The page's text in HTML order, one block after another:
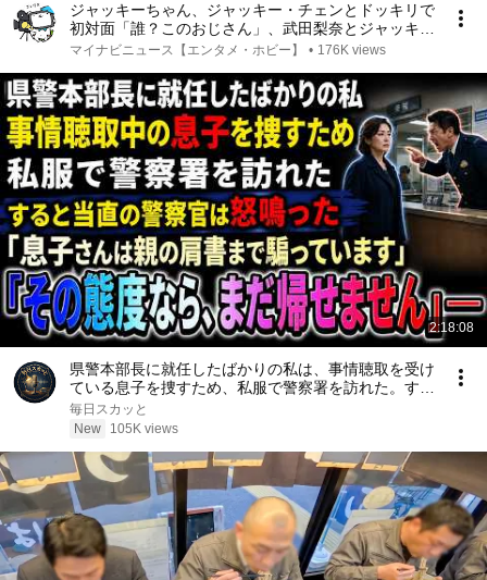
ジャッキーちゃん、ジャッキー・チェンとドッキリで
初対面「誰？このおじさん」、武田梨奈とジャッキー
愛爆発させる 『プロジェクトV』公開直前「私たち
ント
マイナビニュース【エンタメ・ホビー】 • 176K views
2:18:08
県警本部長に就任したばかりの私は、事情聴取を受け
ている息子を捜すため、私服で警察署を訪れた。する
と当直の警察官は「息子さんは親の肩書まで騙ってい
ます。その態度なら、まだ帰せません」と怒鳴った
毎日スカッと
New
105K views